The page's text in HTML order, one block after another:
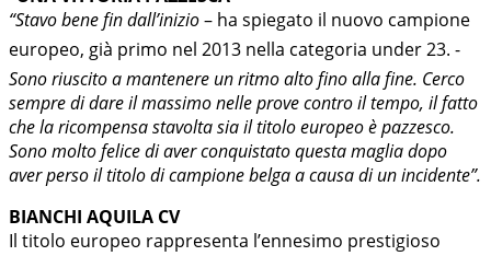
“Stavo bene fin dall’inizio – ha spiegato il nuovo campione
europeo, già primo nel 2013 nella categoria under 23. -
Sono riuscito a mantenere un ritmo alto fino alla fine. Cerco
sempre di dare il massimo nelle prove contro il tempo, il fatto
che la ricompensa stavolta sia il titolo europeo è pazzesco.
Sono molto felice di aver conquistato questa maglia dopo
aver perso il titolo di campione belga a causa di un incidente”.
BIANCHI AQUILA CV
Il titolo europeo rappresenta l’ennesimo prestigioso